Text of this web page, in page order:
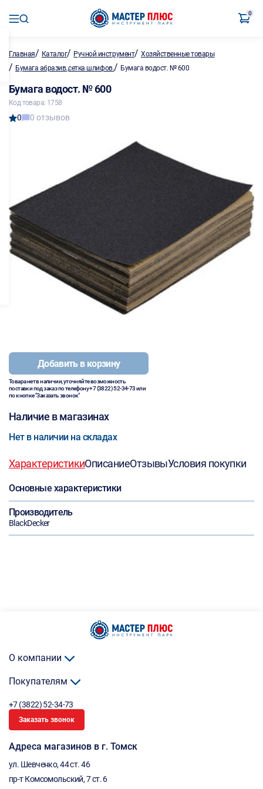
0
Главная/ Каталог/ Ручной инструмент/Хозяйственные товары
/ Бумага абразив.,сетка шлифов./ Бумага водост. № 600
Бумага водост. № 600
Код товара: 1758
0 0 отзывов
Добавить в корзину
Товара нет в наличии, уточняйте возможность
поставки под заказ по телефону+7 (3822) 52-34-73или
по кнопке "Заказать звонок"
Наличие в магазинах
Нет в наличии на складах
ХарактеристикиОписаниеОтзывыУсловия покупки
Основные характеристики
Производитель
BlackDecker
О компании
Покупателям
+7 (3822) 52-34-73
Заказать звонок
Адреса магазинов в г. Томск
ул. Шевченко, 44 ст. 46
пр-т Комсомольский, 7 ст. 6